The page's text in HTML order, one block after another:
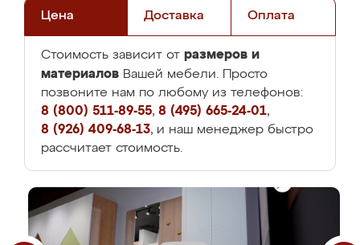
Цена Доставка Оплата
Стоимость зависит от размеров и
материалов Вашей мебели. Просто
позвоните нам по любому из телефонов:
8 (800) 511-89-55, 8 (495) 665-24-01,
8 (926) 409-68-13, и наш менеджер быстро
рассчитает стоимость.